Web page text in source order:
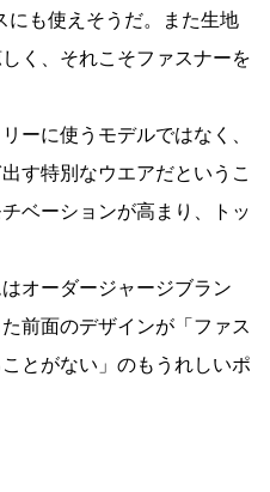
にも使えそうだ。また生地
く、それこそファスナーを
ーに使うモデルではなく、
す特別なウエアだというこ
ベーションが高まり、トッ
オーダージャージブラン
前面のデザインが「ファス
とがない」のもうれしいポ